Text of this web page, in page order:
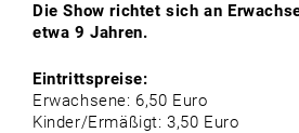
Die Show richtet sich an
etwa 9 Jahren.
Eintrittspreise:
Erwachsene: 6,50 Euro
Kinder/Ermäßigt: 3,50 Euro